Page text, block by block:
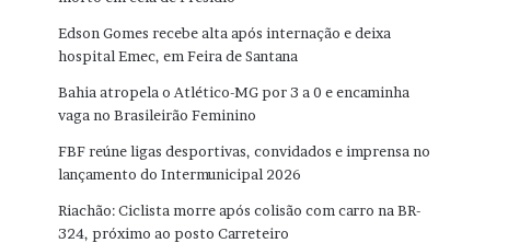
Edson Gomes recebe alta após internação e deixa
hospital Emec, em Feira de Santana
Bahia atropela o Atlético-MG por 3 a 0 e encaminha
vaga no Brasileirão Feminino
FBF reúne ligas desportivas, convidados e imprensa no
lançamento do Intermunicipal 2026
Riachão: Ciclista morre após colisão com carro na BR-
324, próximo ao posto Carreteiro